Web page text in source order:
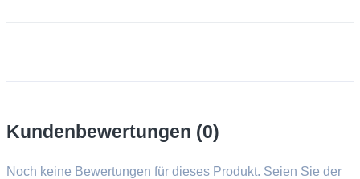
Kundenbewertungen (0)
Noch keine Bewertungen für dieses Produkt. Seien Sie der